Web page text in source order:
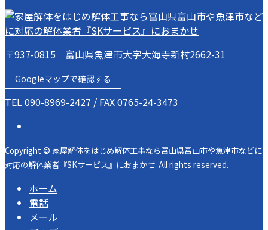
〒937-0815 富山県魚津市大字大海寺新村2662-31
Googleマップで確認する
TEL 090-8969-2427 / FAX 0765-24-3473
Copyright © 家屋解体をはじめ解体工事なら富山県富山市や魚津市などに
対応の解体業者『SKサービス』におまかせ. All rights reserved.
ホーム
電話
メール